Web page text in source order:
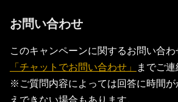
お問い合わせ
このキャンペーンに関するお問い合わ
「チャットでお問い合わせ」
までご連
※ご質問内容によっては回答に時間